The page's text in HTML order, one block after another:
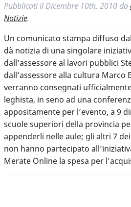
Pubblicati ilDicembre 10th, 2010 da
Notizie.
Un comunicato stampa diffuso
dà notizia di una singolare
dall’assessore al lavori pubblici
dall’assessore alla cultura Marco
verranno consegnati
leghista, in seno ad una
appositamente per l’evento, a 9
scuole superiori della provincia
appenderli nelle aule; gli altri 7
non hanno partecipato
Merate Online la spesa per